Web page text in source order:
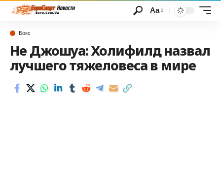
Аа
Бокс
Не Джошуа: Холифилд назвал
лучшего тяжеловеса в мире